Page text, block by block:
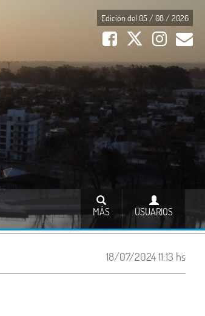
Edición del 05 / 08 / 2026
USUARIOS
MÁS
18/07/2024 11:13 hs